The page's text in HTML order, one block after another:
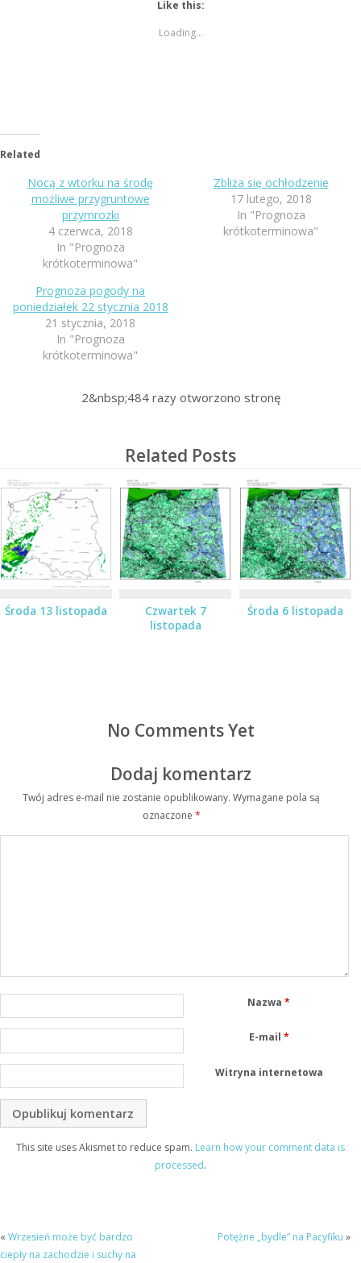
Like this:
Loading...
Related
Nocą z wtorku na środę
możliwe przygruntowe
przymrozki
4 czerwca, 2018
In "Prognoza
krótkoterminowa"
Zbliża się ochłodzenie
17 lutego, 2018
In "Prognoza
krótkoterminowa"
Prognoza pogody na
poniedziałek 22 stycznia 2018
21 stycznia, 2018
In "Prognoza
krótkoterminowa"
2&nbsp;484razy otworzono stronę
Related Posts
Środa 13 listopada
Czwartek 7
listopada
Środa 6 listopada
No Comments Yet
Dodaj komentarz
Twój adres e-mail nie zostanie opublikowany. Wymagane pola są
oznaczone *
Nazwa*
E-mail *
Witryna internetowa
This site uses Akismet to reduce spam. Learn how your comment data is
processed.
« Wrzesień może być bardzo
ciepły na zachodzie i suchy na
Potężne „bydle” na Pacyfiku »